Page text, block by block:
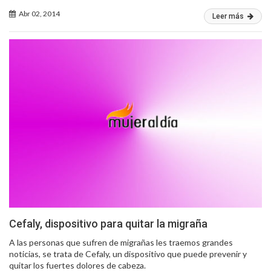
Abr 02, 2014 Leer más
Cefaly, dispositivo para quitar la migraña
A las personas que sufren de migrañas les traemos grandes
noticias, se trata de Cefaly, un dispositivo que puede prevenir y
quitar los fuertes dolores de cabeza.